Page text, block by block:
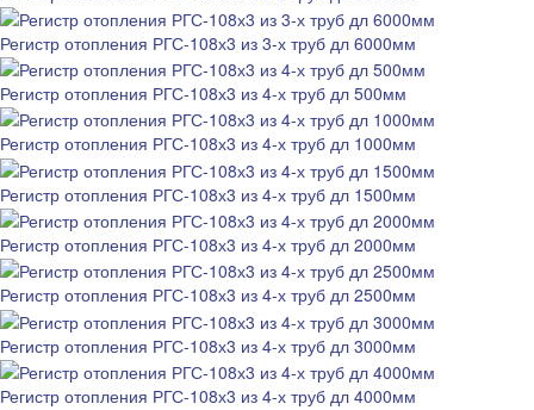
Регистр отопления РГС-108х3 из 3-х труб дл 6000мм
Регистр отопления РГС-108х3 из 4-х труб дл 500мм
Регистр отопления РГС-108х3 из 4-х труб дл 1000мм
Регистр отопления РГС-108х3 из 4-х труб дл 1500мм
Регистр отопления РГС-108х3 из 4-х труб дл 2000мм
Регистр отопления РГС-108х3 из 4-х труб дл 2500мм
Регистр отопления РГС-108х3 из 4-х труб дл 3000мм
Регистр отопления РГС-108х3 из 4-х труб дл 4000мм